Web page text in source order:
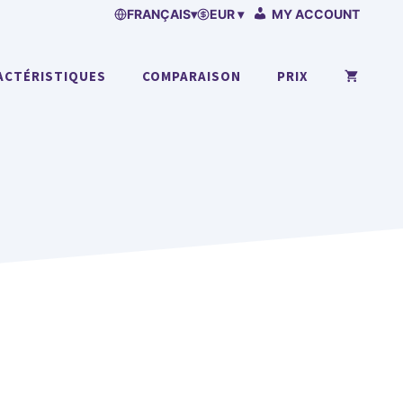
FRANÇAIS▾ EUR ▾ MY ACCOUNT
COMPARAISON PRIX